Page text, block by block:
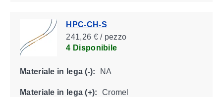
HPC-CH-S
241,26 € / pezzo
4 Disponibile
Materiale in lega (-): NA
Materiale in lega (+): Cromel